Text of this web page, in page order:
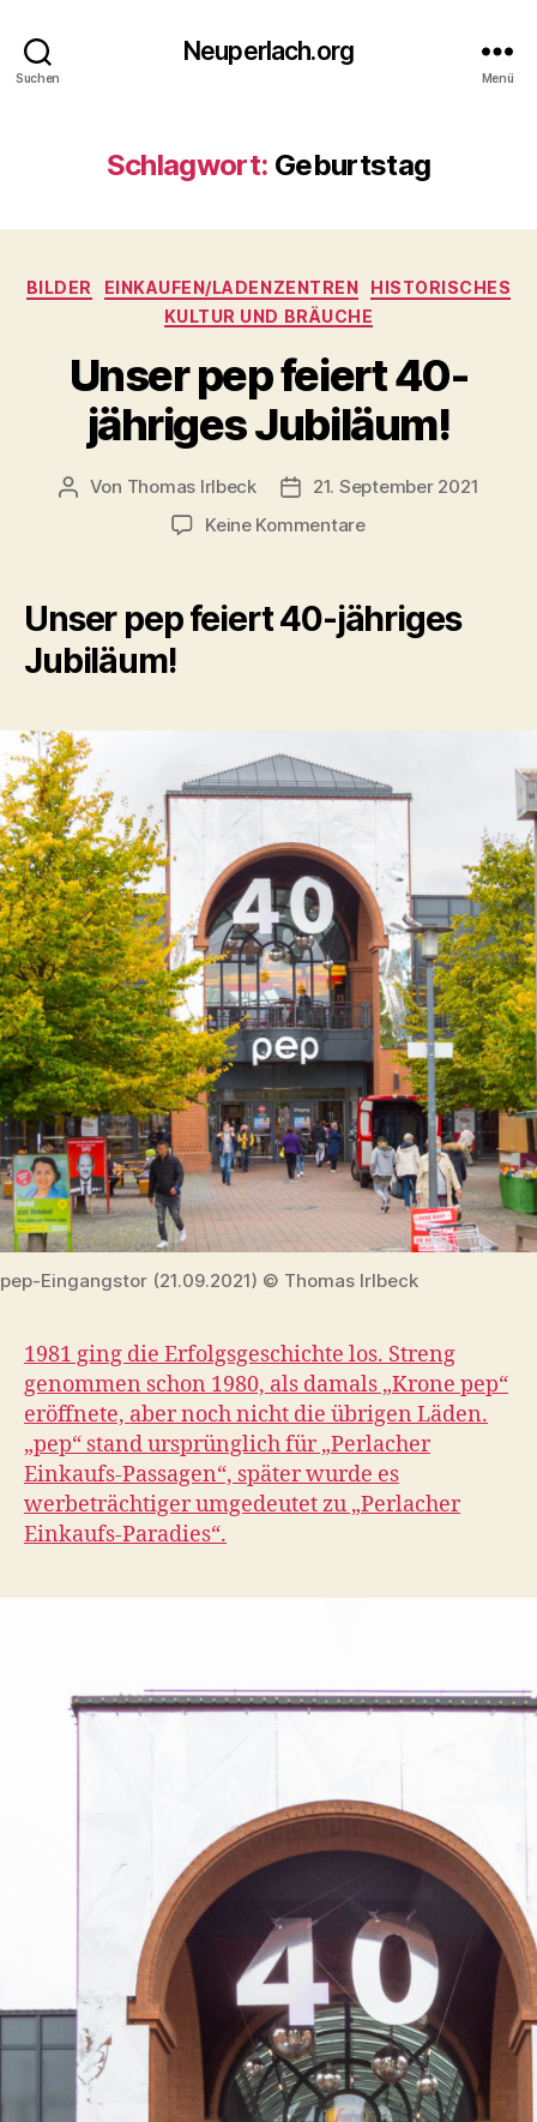
Suchen
Neuperlach.org
Menü
Schlagwort: Geburtstag
Kategorien
BILDER EINKAUFEN/LADENZENTREN
HISTORISCHES
KULTUR UND BRÄUCHE
Unser pep feiert 40-
jähriges Jubiläum!
Beitragsautor
Von Thomas Irlbeck Veröffentlichungsdatum
21. September 2021
Keine Kommentarezu
feiert
40-
Unser pep feiert 40-jähriges
Jubiläum!
pep-Eingangstor (21.09.2021) © Thomas Irlbeck
1981 ging die Erfolgsgeschichte los. Streng
genommen schon 1980, als damals „Krone pep“
eröffnete, aber noch nicht die übrigen Läden.
„pep“ stand ursprünglich für „Perlacher
Einkaufs-Passagen“, später wurde es
werbeträchtiger umgedeutet zu „Perlacher
Einkaufs-Paradies“.